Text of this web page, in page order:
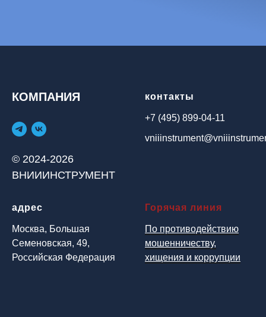
КОМПАНИЯ
© 2024-2026
ВНИИИНСТРУМЕНТ
контакты
+7 (495) 899-04-11
адрес
Москва, Большая
Семеновская, 49,
Российская Федерация
Горячая линия
По противодействию
мошенничеству,
хищения и коррупции